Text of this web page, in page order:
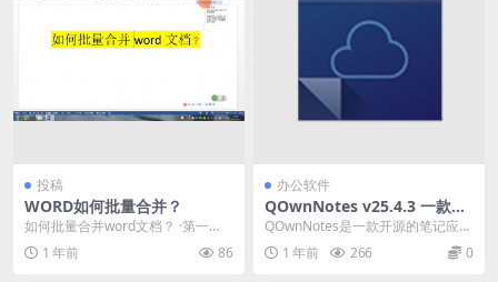
投稿
WORD如何批量合并？
如何批量合并word文档？ ·第一
步，点击插入菜单里面有一个叫对
象，把对象展开，...
1 年前 86
办公软件
QOwnNotes v25.4.3 一款开
源的笔记应用程序
QOwnNotes是一款开源的笔记应用
程序，它可以在Windows、macOS
和...1 年前 266 0